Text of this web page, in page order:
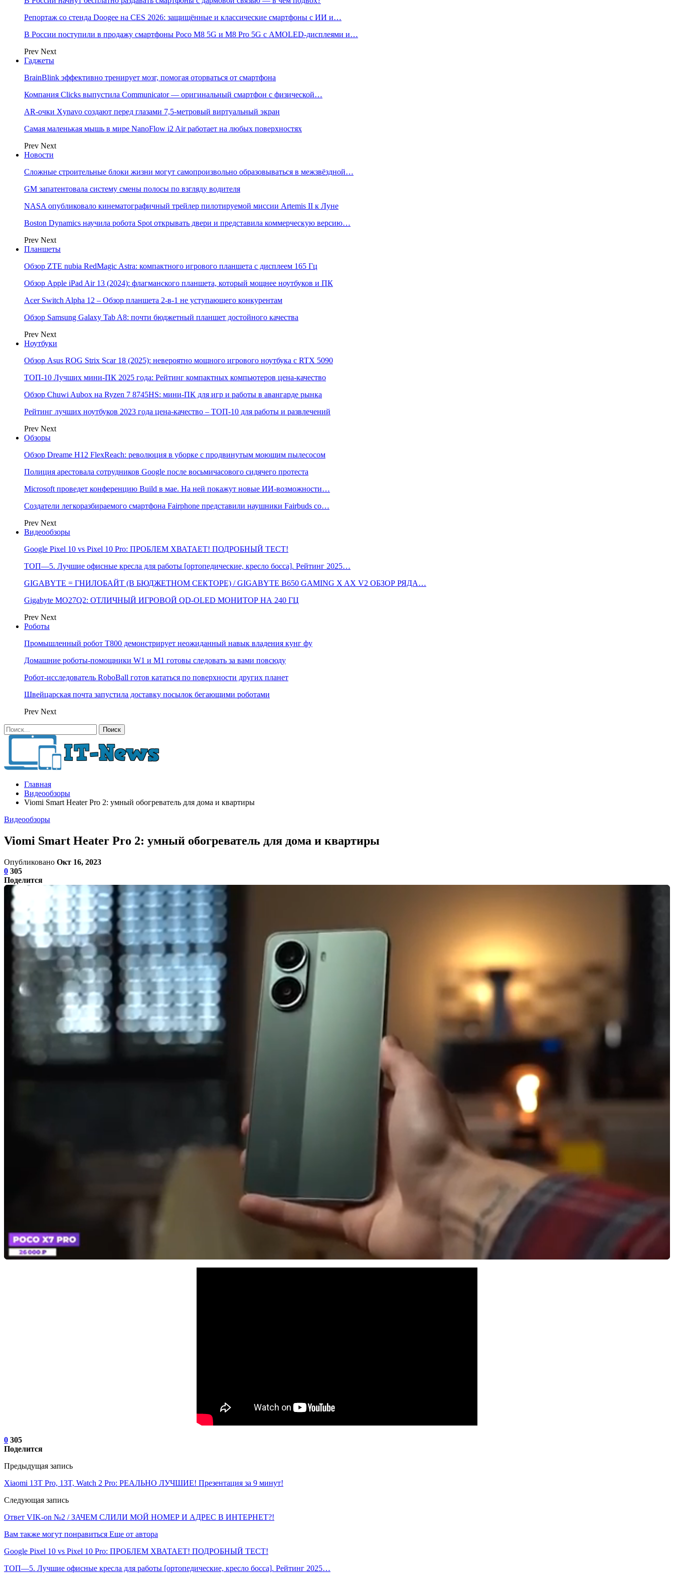
Репортаж со стенда Doogee на CES 2026: защищённые и классические смартфоны с ИИ и…
В России поступили в продажу смартфоны Poco M8 5G и M8 Pro 5G с AMOLED-дисплеями и…
Prev Next
Гаджеты
BrainBlink эффективно тренирует мозг, помогая оторваться от смартфона
Компания Clicks выпустила Communicator — оригинальный смартфон с физической…
AR-очки Xynavo создают перед глазами 7,5-метровый виртуальный экран
Самая маленькая мышь в мире NanoFlow i2 Air работает на любых поверхностях
Prev Next
Новости
Сложные строительные блоки жизни могут самопроизвольно образовываться в межзвёздной…
GM запатентовала систему смены полосы по взгляду водителя
NASA опубликовало кинематографичный трейлер пилотируемой миссии Artemis II к Луне
Boston Dynamics научила робота Spot открывать двери и представила коммерческую версию…
Prev Next
Планшеты
Обзор ZTE nubia RedMagic Astra: компактного игрового планшета с дисплеем 165 Гц
Обзор Apple iPad Air 13 (2024): флагманского планшета, который мощнее ноутбуков и ПК
Acer Switch Alpha 12 – Обзор планшета 2-в-1 не уступающего конкурентам
Обзор Samsung Galaxy Tab A8: почти бюджетный планшет достойного качества
Prev Next
Ноутбуки
Обзор Asus ROG Strix Scar 18 (2025): невероятно мощного игрового ноутбука с RTX 5090
ТОП-10 Лучших мини-ПК 2025 года: Рейтинг компактных компьютеров цена-качество
Обзор Chuwi Aubox на Ryzen 7 8745HS: мини-ПК для игр и работы в авангарде рынка
Рейтинг лучших ноутбуков 2023 года цена-качество – ТОП-10 для работы и развлечений
Prev Next
Обзоры
Обзор Dreame H12 FlexReach: революция в уборке с продвинутым моющим пылесосом
Полиция арестовала сотрудников Google после восьмичасового сидячего протеста
Microsoft проведет конференцию Build в мае. На ней покажут новые ИИ-возможности…
Создатели легкоразбираемого смартфона Fairphone представили наушники Fairbuds со…
Prev Next
Видеообзоры
Google Pixel 10 vs Pixel 10 Pro: ПРОБЛЕМ ХВАТАЕТ! ПОДРОБНЫЙ ТЕСТ!
ТОП—5. Лучшие офисные кресла для работы [ортопедические, кресло босса]. Рейтинг 2025…
GIGABYTE = ГНИЛОБАЙТ (В БЮДЖЕТНОМ СЕКТОРЕ) / GIGABYTE B650 GAMING X AX V2 ОБЗОР РЯДА…
Gigabyte MO27Q2: ОТЛИЧНЫЙ ИГРОВОЙ QD-OLED МОНИТОР НА 240 ГЦ
Prev Next
Роботы
Промышленный робот Т800 демонстрирует неожиданный навык владения кунг фу
Домашние роботы-помощники W1 и M1 готовы следовать за вами повсюду
Робот-исследователь RoboBall готов кататься по поверхности других планет
Швейцарская почта запустила доставку посылок бегающими роботами
Prev Next
Главная
Видеообзоры
Viomi Smart Heater Pro 2: умный обогреватель для дома и квартиры
Видеообзоры
Viomi Smart Heater Pro 2: умный обогреватель для дома и квартиры
Опубликовано Окт 16, 2023
0 305
Поделится
0 305
Поделится
Предыдущая запись
Xiaomi 13T Pro, 13T, Watch 2 Pro: РЕАЛЬНО ЛУЧШИЕ! Презентация за 9 минут!
Следующая запись
Ответ VIK-on №2 / ЗАЧЕМ СЛИЛИ МОЙ НОМЕР И АДРЕС В ИНТЕРНЕТ?!
Вам также могут понравиться Еще от автора
Google Pixel 10 vs Pixel 10 Pro: ПРОБЛЕМ ХВАТАЕТ! ПОДРОБНЫЙ ТЕСТ!
ТОП—5. Лучшие офисные кресла для работы [ортопедические, кресло босса]. Рейтинг 2025…